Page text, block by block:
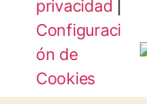
privacidad
Configuraci
ón de
Cookies